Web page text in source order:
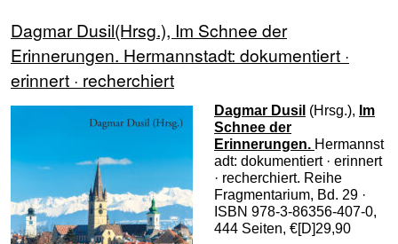
Dagmar Dusil(Hrsg.), Im Schnee der
Erinnerungen. Hermannstadt: dokumentiert ·
erinnert · recherchiert
Dagmar Dusil (Hrsg.), Im
Schnee der
Erinnerungen. Hermannst
adt: dokumentiert · erinnert
· recherchiert. Reihe
Fragmentarium, Bd. 29 ·
ISBN 978-3-86356-407-0,
444 Seiten, €[D]29,90